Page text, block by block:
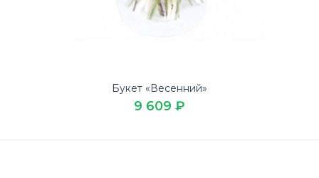
выгодно на Юбилей в доставке цветов ЛЮБИМЫЕ
БУКЕТ..
Букет «Весенний»
9 609 ₽